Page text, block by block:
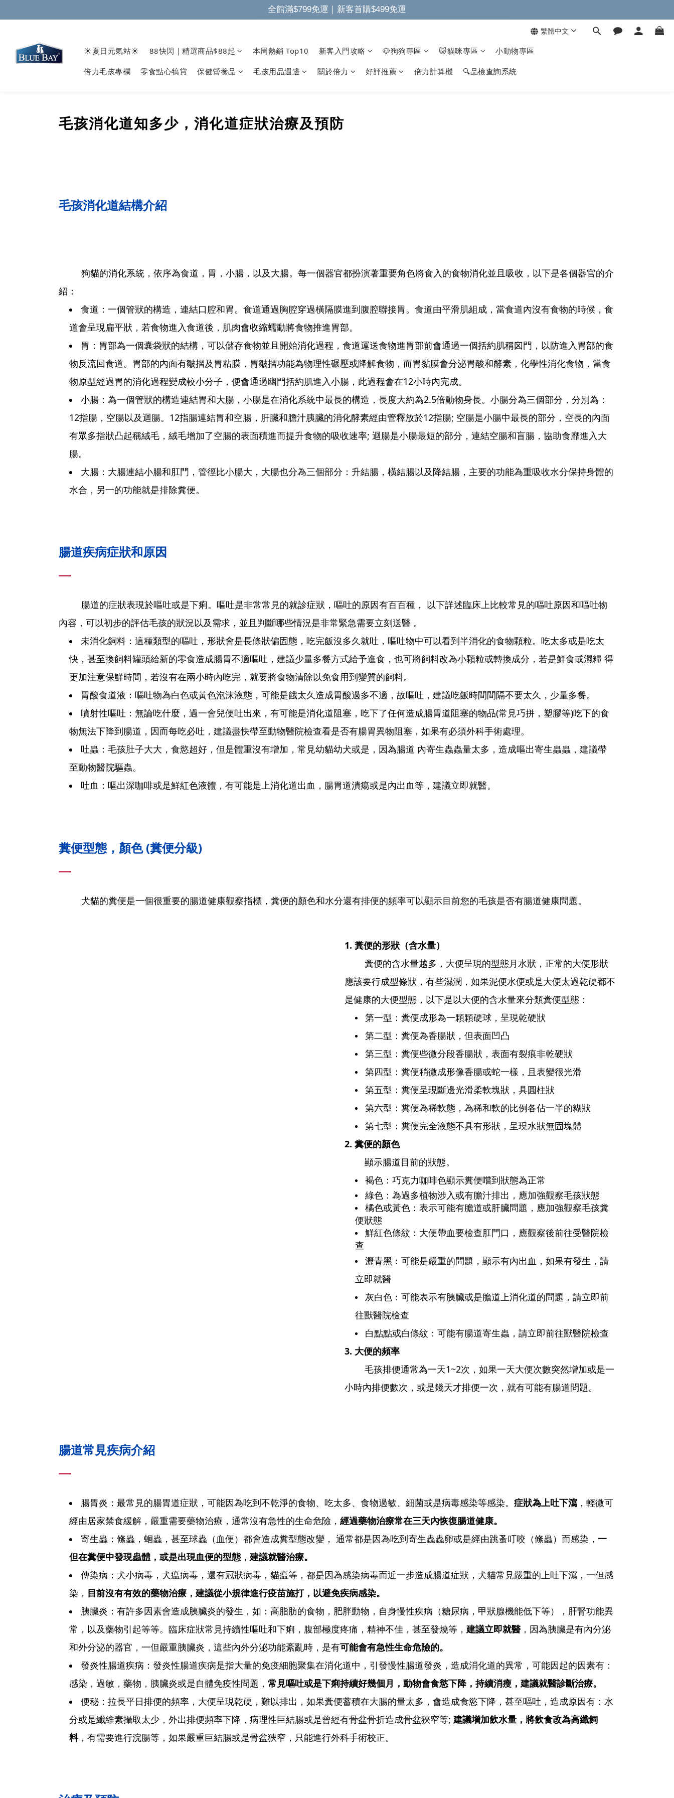
☀️夏日元氣站☀️ 88快閃｜精選商品$88起 本周熱銷 Top10 新客入門攻略 🐶狗狗專區 🐱貓咪專區 小動物專區
倍力毛孩專欄 零食點心犒賞 保健營養品 毛孩用品週邊 關於倍力 好評推薦 倍力計算機 🔍品檢查詢系統
繁體中文
毛孩消化道知多少，消化道症狀治療及預防
毛孩消化道結構介紹
狗貓的消化系統，依序為食道，胃，小腸，以及大腸。每一個器官都扮演著重要角色將食入的食物消化並且吸收，以下是各個器官的介
紹：
食道：一個管狀的構造，連結口腔和胃。食道通過胸腔穿過橫隔膜進到腹腔聯接胃。食道由平滑肌組成，當食道內沒有食物的時候，食
道會呈現扁平狀，若食物進入食道後，肌肉會收縮蠕動將食物推進胃部。
胃：胃部為一個囊袋狀的結構，可以儲存食物並且開始消化過程，食道運送食物進胃部前會通過一個括約肌稱囟門，以防進入胃部的食
物反流回食道。胃部的內面有皺摺及胃粘膜，胃皺摺功能為物理性碾壓或降解食物，而胃黏膜會分泌胃酸和酵素，化學性消化食物，當食
物原型經過胃的消化過程變成較小分子，便會通過幽門括約肌進入小腸，此過程會在12小時內完成。
小腸：為一個管狀的構造連結胃和大腸，小腸是在消化系統中最長的構造，長度大約為2.5倍動物身長。小腸分為三個部分，分別為：
12指腸，空腸以及迴腸。12指腸連結胃和空腸，肝臟和膽汁胰臟的消化酵素經由管釋放於12指腸; 空腸是小腸中最長的部分，空長的內面
有眾多指狀凸起稱絨毛，絨毛增加了空腸的表面積進而提升食物的吸收速率; 迴腸是小腸最短的部分，連結空腸和盲腸，協助食靡進入大
腸。
大腸：大腸連結小腸和肛門，管徑比小腸大，大腸也分為三個部分：升結腸，橫結腸以及降結腸，主要的功能為重吸收水分保持身體的
水合，另一的功能就是排除糞便。
腸道疾病症狀和原因
腸道的症狀表現於嘔吐或是下痢。嘔吐是非常常見的就診症狀，嘔吐的原因有百百種， 以下詳述臨床上比較常見的嘔吐原因和嘔吐物
內容，可以初步的評估毛孩的狀況以及需求，並且判斷哪些情況是非常緊急需要立刻送醫 。
未消化飼料：這種類型的嘔吐，形狀會是長條狀偏固態，吃完飯沒多久就吐，嘔吐物中可以看到半消化的食物顆粒。吃太多或是吃太
快，甚至換飼料罐頭給新的零食造成腸胃不適嘔吐，建議少量多餐方式給予進食，也可將飼料改為小顆粒或轉換成分，若是鮮食或濕糧 得
更加注意保鮮時間，若沒有在兩小時內吃完，就要將食物清除以免食用到變質的飼料。
胃酸食道液：嘔吐物為白色或黃色泡沫液態，可能是餓太久造成胃酸過多不適，故嘔吐，建議吃飯時間間隔不要太久，少量多餐。
噴射性嘔吐：無論吃什麼，過一會兒便吐出來，有可能是消化道阻塞，吃下了任何造成腸胃道阻塞的物品(常見巧拼，塑膠等)吃下的食
物無法下降到腸道，因而每吃必吐，建議盡快帶至動物醫院檢查看是否有腸胃異物阻塞，如果有必須外科手術處理。
吐蟲：毛孩肚子大大，食慾超好，但是體重沒有增加，常見幼貓幼犬或是，因為腸道 內寄生蟲蟲量太多，造成嘔出寄生蟲蟲，建議帶
至動物醫院驅蟲。
吐血：嘔出深咖啡或是鮮紅色液體，有可能是上消化道出血，腸胃道潰瘍或是內出血等，建議立即就醫。
糞便型態，顏色 (糞便分級)
犬貓的糞便是一個很重要的腸道健康觀察指標，糞便的顏色和水分還有排便的頻率可以顯示目前您的毛孩是否有腸道健康問題。
1. 糞便的形狀（含水量）
糞便的含水量越多，大便呈現的型態月水狀，正常的大便形狀
應該要行成型條狀，有些濕潤，如果泥便水便或是大便太過乾硬都不
是健康的大便型態，以下是以大便的含水量來分類糞便型態：
第一型：糞便成形為一顆顆硬球，呈現乾硬狀
第二型：糞便為香腸狀，但表面凹凸
第三型：糞便些微分段香腸狀，表面有裂痕非乾硬狀
第四型：糞便稍微成形像香腸或蛇一樣，且表變很光滑
第五型：糞便呈現斷邊光滑柔軟塊狀，具圓柱狀
第六型：糞便為稀軟態，為稀和軟的比例各佔一半的糊狀
第七型：糞便完全液態不具有形狀，呈現水狀無固塊體
2. 糞便的顏色
顯示腸道目前的狀態。
褐色：巧克力咖啡色顯示糞便嚐到狀態為正常
綠色：為過多植物涉入或有膽汁排出，應加強觀察毛孩狀態
橘色或黃色：表示可能有膽道或肝臟問題，應加強觀察毛孩糞
便狀態
鮮紅色條紋：大便帶血要檢查肛門口，應觀察後前往受醫院檢
查
瀝青黑：可能是嚴重的問題，顯示有內出血，如果有發生，請
立即就醫
灰白色：可能表示有胰臟或是膽道上消化道的問題，請立即前
往獸醫院檢查
白點點或白條紋：可能有腸道寄生蟲， 請立即前往獸醫院檢查
3. 大便的頻率
毛孩排便通常為一天1~2次，如果一天大便次數突然增加或是一
小時內排便數次，或是幾天才排便一次，就有可能有腸道問題。
腸道常見疾病介紹
腸胃炎：最常見的腸胃道症狀，可能因為吃到不乾淨的食物、吃太多、食物過敏、細菌或是病毒感染等感染。 症狀為上吐下瀉 ，輕微可
經由居家禁食緩解，嚴重需要藥物治療，通常沒有急性的生命危險， 經過藥物治療常在三天內恢復腸道健康。
寄生蟲：絛蟲，蛔蟲，甚至球蟲（血便）都會造成糞型態改變， 通常都是因為吃到寄生蟲蟲卵或是經由跳蚤叮咬（絛蟲）而感染， 一
但在糞便中發現蟲體，或是出現血便的型態，建議就醫治療。
傳染病：犬小病毒，犬瘟病毒，還有冠狀病毒，貓瘟等，都是因為感染病毒而近一步造成腸道症狀，犬貓常見嚴重的上吐下瀉，一但感
染， 目前沒有有效的藥物治療，建議從小規律進行疫苗施打，以避免疾病感染。
胰臟炎：有許多因素會造成胰臟炎的發生，如：高脂肪的食物，肥胖動物，自身慢性疾病（糖尿病，甲狀腺機能低下等），肝腎功能異
常，以及藥物引起等等。臨床症狀常見持續性嘔吐和下痢，腹部極度疼痛，精神不佳，甚至發燒等， 建議立即就醫 ，因為胰臟是有內分泌
和外分泌的器官，一但嚴重胰臟炎，這些內外分泌功能紊亂時，是有可能會有急性生命危險的。
發炎性腸道疾病：發炎性腸道疾病是指大量的免疫細胞聚集在消化道中，引發慢性腸道發炎，造成消化道的異常，可能因起的因素有：
感染，過敏，藥物，胰臟炎或是自體免疫性問題， 常見嘔吐或是下痢持續好幾個月，動物會食慾下降，持續消瘦，建議就醫診斷治療。
便秘：拉長平日排便的頻率，大便呈現乾硬，難以排出，如果糞便蓄積在大腸的量太多，會造成食慾下降，甚至嘔吐，造成原因有：水
分或是纖維素攝取太少，外出排便頻率下降，病理性巨結腸或是曾經有骨盆骨折造成骨盆狹窄等; 建議增加飲水量，將飲食改為高纖飼
料，有需要進行浣腸等，如果嚴重巨結腸或是骨盆狹窄，只能進行外科手術校正。
全館滿$799免運｜新客首購$499免運